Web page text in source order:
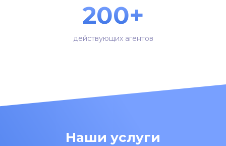
200+
действующих агентов
Наши услуги